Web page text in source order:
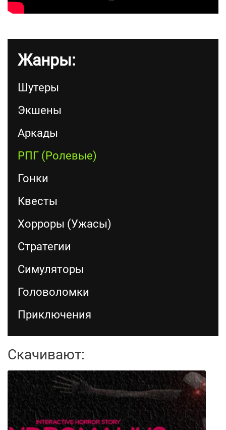
Жанры:
Шутеры
Экшены
Аркады
РПГ (Ролевые)
Гонки
Квесты
Хорроры (Ужасы)
Стратегии
Симуляторы
Головоломки
Приключения
Скачивают: